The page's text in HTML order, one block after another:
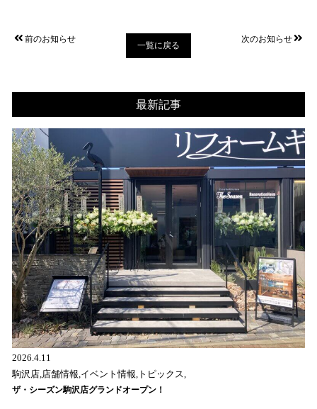
前のお知らせ
一覧に戻る
次のお知らせ
最新記事
2026.4.11
駒沢店,店舗情報,イベント情報,トピックス,
ザ・シーズン駒沢店グランドオープン！